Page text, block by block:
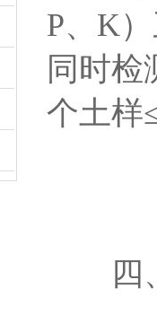
P、K
同时检
个土样
四、